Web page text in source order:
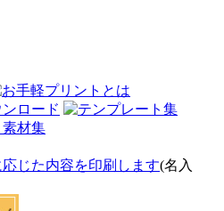
(名入